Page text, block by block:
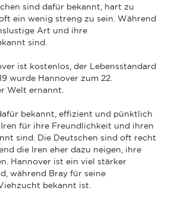
sind dafür bekannt, hart zu
ein wenig streng zu sein. Während
Art und ihre
sind.
ist kostenlos, der Lebensstandard
wurde Hannover zum 22.
Welt ernannt.
bekannt, effizient und pünktlich
für ihre Freundlichkeit und ihren
sind. Die Deutschen sind oft recht
die Iren eher dazu neigen, ihre
Hannover ist ein viel stärker
während Bray für seine
bekannt ist.